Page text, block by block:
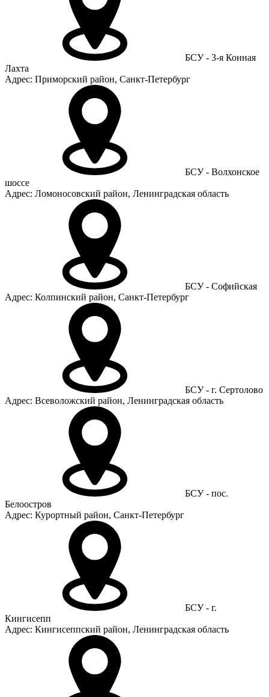
БСУ - 3-я Конная
Лахта
Адрес: Приморский район, Санкт-Петербург
БСУ - Волхонское
шоссе
Адрес: Ломоносовский район, Ленинградская область
БСУ - Софийская
Адрес: Колпинский район, Санкт-Петербург
БСУ - г. Сертолово
Адрес: Всеволожский район, Ленинградская область
БСУ - пос.
Белоостров
Адрес: Курортный район, Санкт-Петербург
БСУ - г.
Кингисепп
Адрес: Кингисеппский район, Ленинградская область